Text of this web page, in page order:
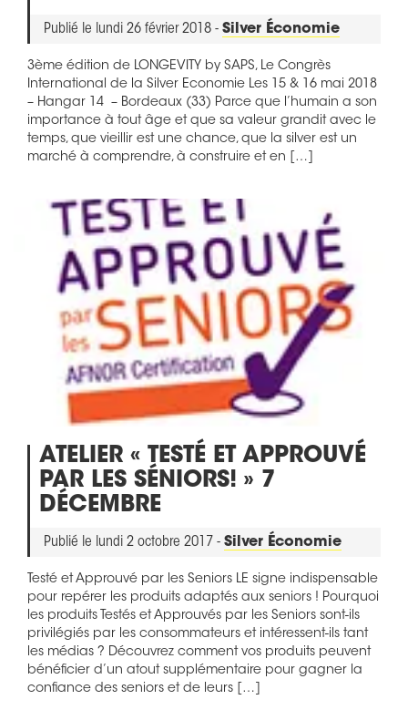
Publié le lundi 26 février 2018 - Silver Économie
3ème édition de LONGEVITY by SAPS, Le Congrès
International de la Silver Economie Les 15 & 16 mai 2018
– Hangar 14 – Bordeaux (33) Parce que l’humain a son
importance à tout âge et que sa valeur grandit avec le
temps, que vieillir est une chance, que la silver est un
marché à comprendre, à construire et en […]
ATELIER « TESTÉ ET APPROUVÉ
PAR LES SÉNIORS! » 7
DÉCEMBRE
Publié le lundi 2 octobre 2017 - Silver Économie
Testé et Approuvé par les Seniors LE signe indispensable
pour repérer les produits adaptés aux seniors ! Pourquoi
les produits Testés et Approuvés par les Seniors sont-ils
privilégiés par les consommateurs et intéressent-ils tant
les médias ? Découvrez comment vos produits peuvent
bénéficier d’un atout supplémentaire pour gagner la
confiance des seniors et de leurs […]